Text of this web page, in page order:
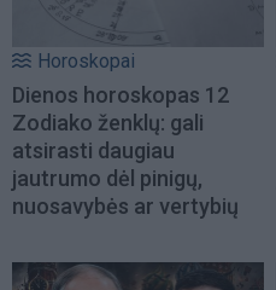
Horoskopai
Dienos horoskopas 12
Zodiako ženklų: gali
atsirasti daugiau
jautrumo dėl pinigų,
nuosavybės ar vertybių